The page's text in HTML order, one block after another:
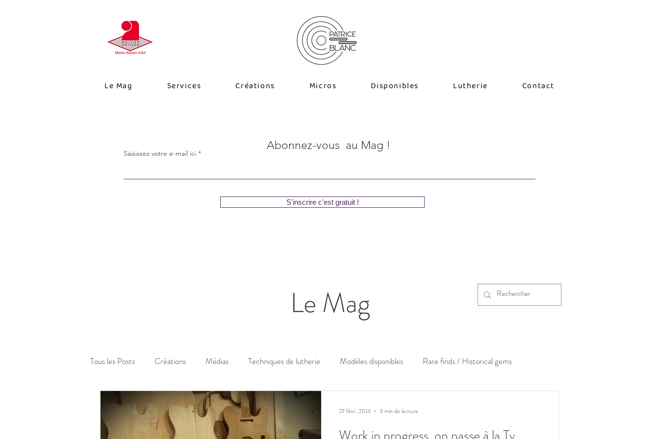
Le Mag Services Créations Micros Disponibles Lutherie Contact
Abonnez-vous au Mag !
Saisissez votre e-mail ici
S'inscrire c'est gratuit !
Le Mag
Tous les Posts Créations Médias Techniques de lutherie Modèles disponibles Rare finds / Historical gems
27 févr. 2014 3 min de lecture